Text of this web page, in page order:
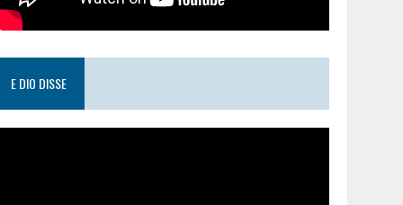
E DIO DISSE